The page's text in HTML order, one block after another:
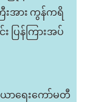
းအား ကွန်ကရိ
ပြန်ကြားအပ်
ာရေးကော်မတီ